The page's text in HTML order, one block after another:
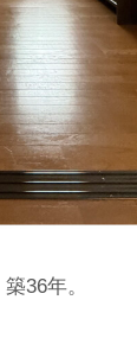
築36年。